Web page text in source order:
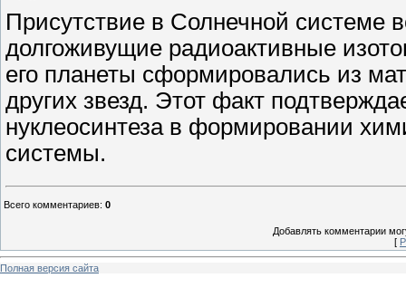
Присутствие в Солнечной системе
долгоживущие радиоактивные
его планеты сформировались из
других звезд. Этот факт
нуклеосинтеза в формировании
системы.
Всего комментариев: 0
Добавлять комментарии
[
Полная версия сайта